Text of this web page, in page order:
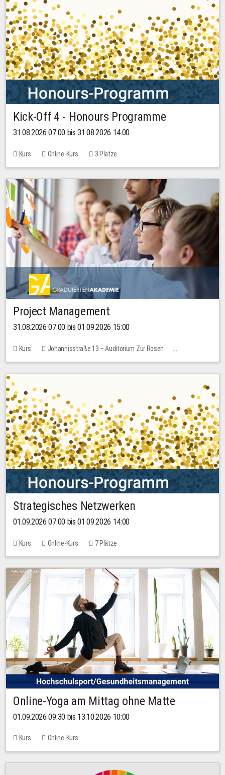
Kick-Off 4 - Honours Programme
31.08.2026 07:00 bis 31.08.2026 14:00
Kurs Online-Kurs 3 Plätze
Project Management
31.08.2026 07:00 bis 01.09.2026 15:00
Kurs
Johannisstraße 13 – Auditorium Zur Rosen
Keine freien Plätze
30,00 EUR
Strategisches Netzwerken
01.09.2026 07:00 bis 01.09.2026 14:00
Kurs Online-Kurs 7 Plätze
Online-Yoga am Mittag ohne Matte
01.09.2026 09:30 bis 13.10.2026 10:00
Kurs Online-Kurs